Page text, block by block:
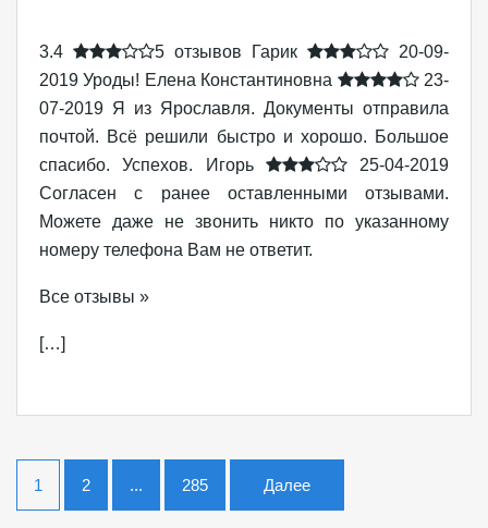
3.4 5 отзывов Гарик
20-09-
2019 Уроды! Елена Константиновна
23-
07-2019 Я из Ярославля. Документы отправила
почтой. Всё решили быстро и хорошо. Большое
спасибо. Успехов. Игорь
25-04-2019
Согласен с ранее оставленными отзывами.
Можете даже не звонить никто по указанному
номеру телефона Вам не ответит.
Все отзывы »
[…]
1 2 ... 285 Далее